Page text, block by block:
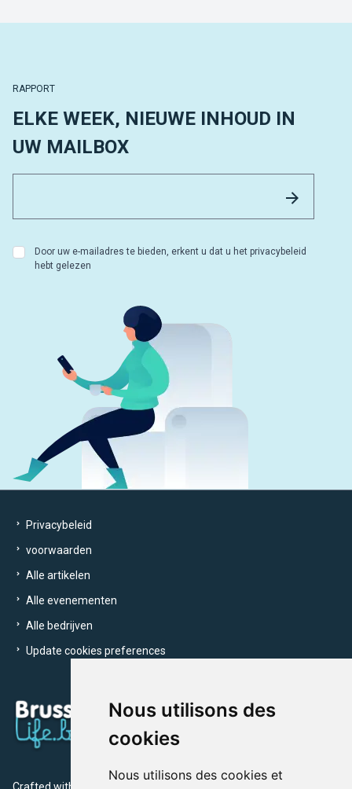
Nous utilisons des
cookies
Nous utilisons des cookies et
RAPPORT
ELKE WEEK, NIEUWE INHOUD IN
UW MAILBOX
Door uw e-mailadres te bieden, erkent u dat u het privacybeleid
hebt gelezen
Privacybeleid
voorwaarden
Alle artikelen
Alle evenementen
Alle bedrijven
Update cookies preferences
Crafted with